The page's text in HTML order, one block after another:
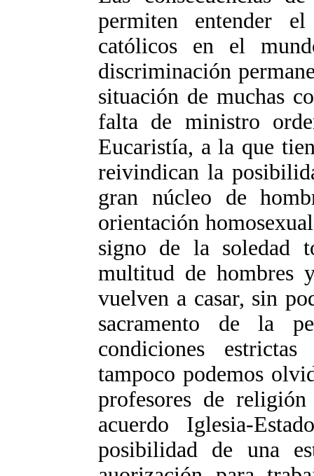
permiten entender
católicos en el
discriminación
situación de muchas
falta de ministro
Eucaristía, a la que
reivindican la
gran núcleo de
orientación
signo de la soledad
multitud de hombres
vuelven a casar, sin
sacramento de la
condiciones
tampoco podemos
profesores de
acuerdo Iglesia-
posibilidad de una